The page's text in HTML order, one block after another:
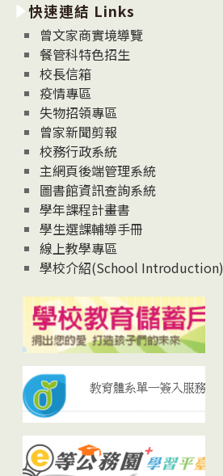
消
息
News
快速連結 Links
曾文家商實境導覽
餐管科特色招生
校長信箱
疫情專區
失物招領專區
曾家新聞剪報
校務行政系統
主網頁後端管理系統
圖書館資訊查詢系統
學年課程計畫書
學生選課輔導手冊
線上教學專區
學校介紹(School Introduction)